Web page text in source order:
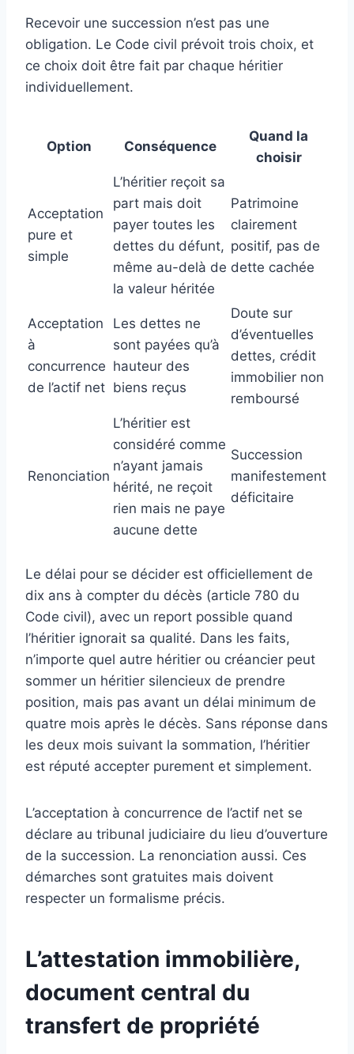
Recevoir une succession n’est pas une
obligation. Le Code civil prévoit trois choix, et
ce choix doit être fait par chaque héritier
individuellement.
Option Conséquence
Quand la
choisir
Acceptation
pure et
simple
L’héritier reçoit sa
part mais doit
payer toutes les
dettes du défunt,
même au-delà de
la valeur héritée
Patrimoine
clairement
positif, pas de
dette cachée
Acceptation
à
concurrence
de l’actif net
Les dettes ne
sont payées qu’à
hauteur des
biens reçus
Doute sur
d’éventuelles
dettes, crédit
immobilier non
remboursé
Renonciation
L’héritier est
considéré comme
n’ayant jamais
hérité, ne reçoit
rien mais ne paye
aucune dette
Succession
manifestement
déficitaire
Le délai pour se décider est officiellement de
dix ans à compter du décès (article 780 du
Code civil), avec un report possible quand
l’héritier ignorait sa qualité. Dans les faits,
n’importe quel autre héritier ou créancier peut
sommer un héritier silencieux de prendre
position, mais pas avant un délai minimum de
quatre mois après le décès. Sans réponse dans
les deux mois suivant la sommation, l’héritier
est réputé accepter purement et simplement.
L’acceptation à concurrence de l’actif net se
déclare au tribunal judiciaire du lieu d’ouverture
de la succession. La renonciation aussi. Ces
démarches sont gratuites mais doivent
respecter un formalisme précis.
L’attestation immobilière,
document central du
transfert de propriété